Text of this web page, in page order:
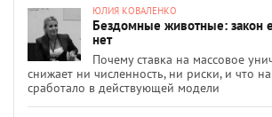
ЮЛИЯ КОВАЛЕНКО
Бездомные животные: закон
нет
Почему ставка на массовое
снижает ни численность, ни риски, и что
сработало в действующей модели